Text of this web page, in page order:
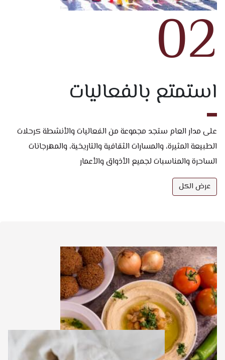
02
استمتع بالفعاليات
على مدار العام ستجد مجموعة من الفعاليات والأنشطة كرحلات
الطبيعة المثيرة، والمسارات الثقافية والتاريخية، والمهرجانات
الساحرة والمناسبات لجميع الأذواق والأعمار
عرض الكل